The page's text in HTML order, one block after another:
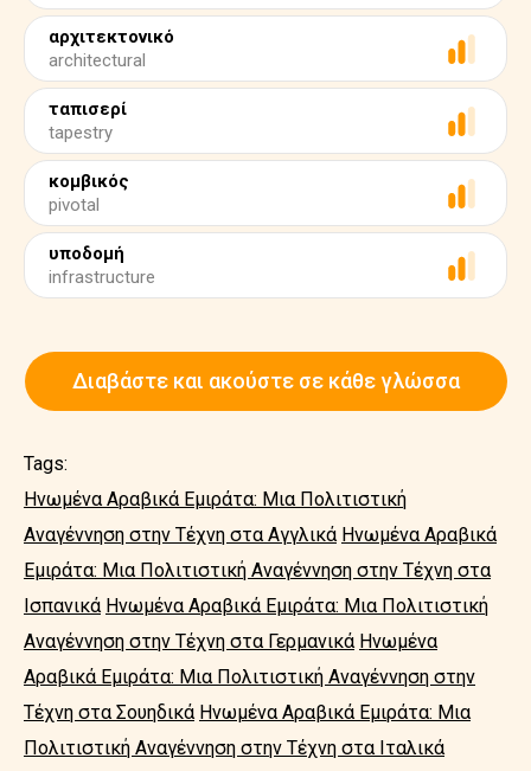
αρχιτεκτονικό
architectural
ταπισερί
tapestry
κομβικός
pivotal
υποδομή
infrastructure
Διαβάστε και ακούστε σε κάθε γλώσσα
Tags:
Ηνωμένα Αραβικά Εμιράτα: Μια Πολιτιστική
Αναγέννηση στην Τέχνη στα Αγγλικά Ηνωμένα Αραβικά
Εμιράτα: Μια Πολιτιστική Αναγέννηση στην Τέχνη στα
Ισπανικά Ηνωμένα Αραβικά Εμιράτα: Μια Πολιτιστική
Αναγέννηση στην Τέχνη στα Γερμανικά Ηνωμένα
Αραβικά Εμιράτα: Μια Πολιτιστική Αναγέννηση στην
Τέχνη στα Σουηδικά Ηνωμένα Αραβικά Εμιράτα: Μια
Πολιτιστική Αναγέννηση στην Τέχνη στα Ιταλικά